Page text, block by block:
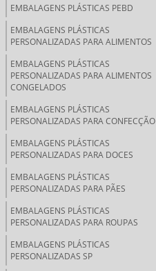
EMBALAGENS PLÁSTICAS PEBD
EMBALAGENS PLÁSTICAS
PERSONALIZADAS PARA ALIMENTOS
EMBALAGENS PLÁSTICAS
PERSONALIZADAS PARA ALIMENTOS
CONGELADOS
EMBALAGENS PLÁSTICAS
PERSONALIZADAS PARA CONFECÇÃO
EMBALAGENS PLÁSTICAS
PERSONALIZADAS PARA DOCES
EMBALAGENS PLÁSTICAS
PERSONALIZADAS PARA PÃES
EMBALAGENS PLÁSTICAS
PERSONALIZADAS PARA ROUPAS
EMBALAGENS PLÁSTICAS
PERSONALIZADAS SP